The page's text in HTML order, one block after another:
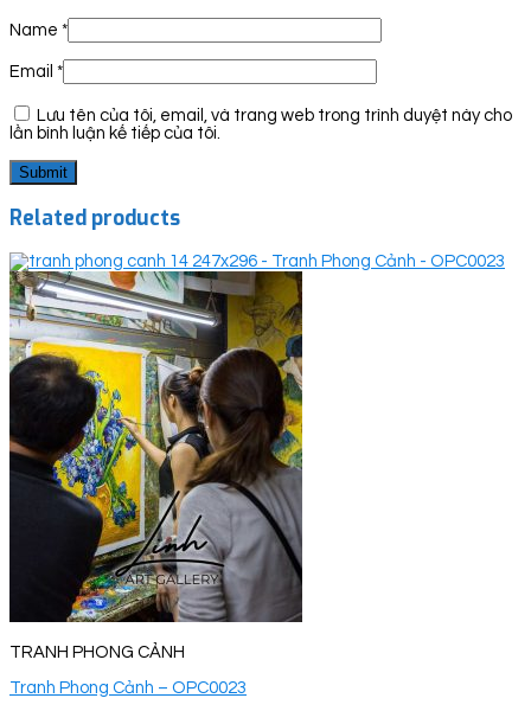
Name *
Email *
Lưu tên của tôi, email, và trang web trong trình duyệt này cho
lần bình luận kế tiếp của tôi.
Related products
TRANH PHONG CẢNH
Tranh Phong Cảnh – OPC0023